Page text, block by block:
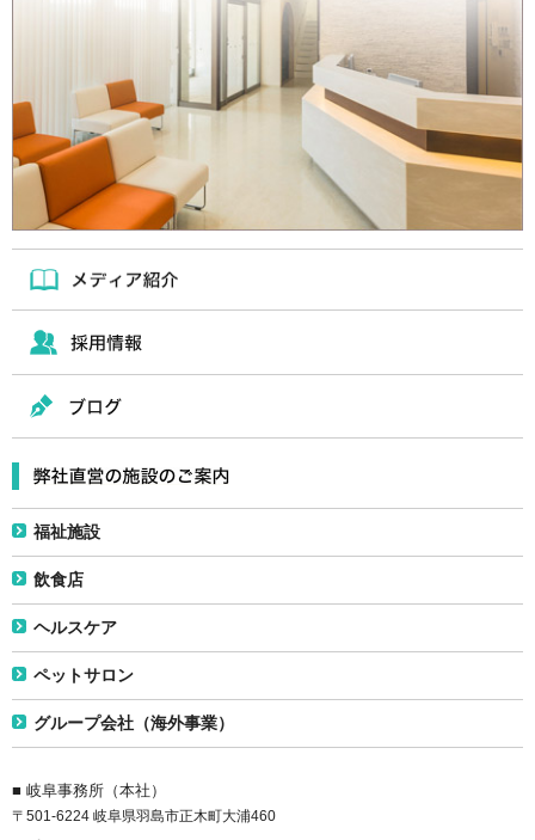
福祉施設
飲食店
ヘルスケア
ペットサロン
グループ会社（海外事業）
■ 岐阜事務所（本社）
〒501-6224 岐阜県羽島市正木町大浦460